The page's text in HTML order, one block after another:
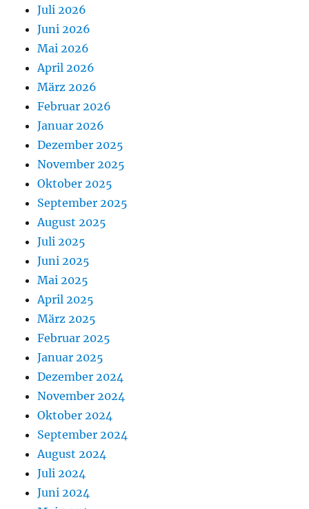
Juli 2026
Juni 2026
Mai 2026
April 2026
März 2026
Februar 2026
Januar 2026
Dezember 2025
November 2025
Oktober 2025
September 2025
August 2025
Juli 2025
Juni 2025
Mai 2025
April 2025
März 2025
Februar 2025
Januar 2025
Dezember 2024
November 2024
Oktober 2024
September 2024
August 2024
Juli 2024
Juni 2024